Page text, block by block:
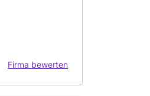
Firma bewerten